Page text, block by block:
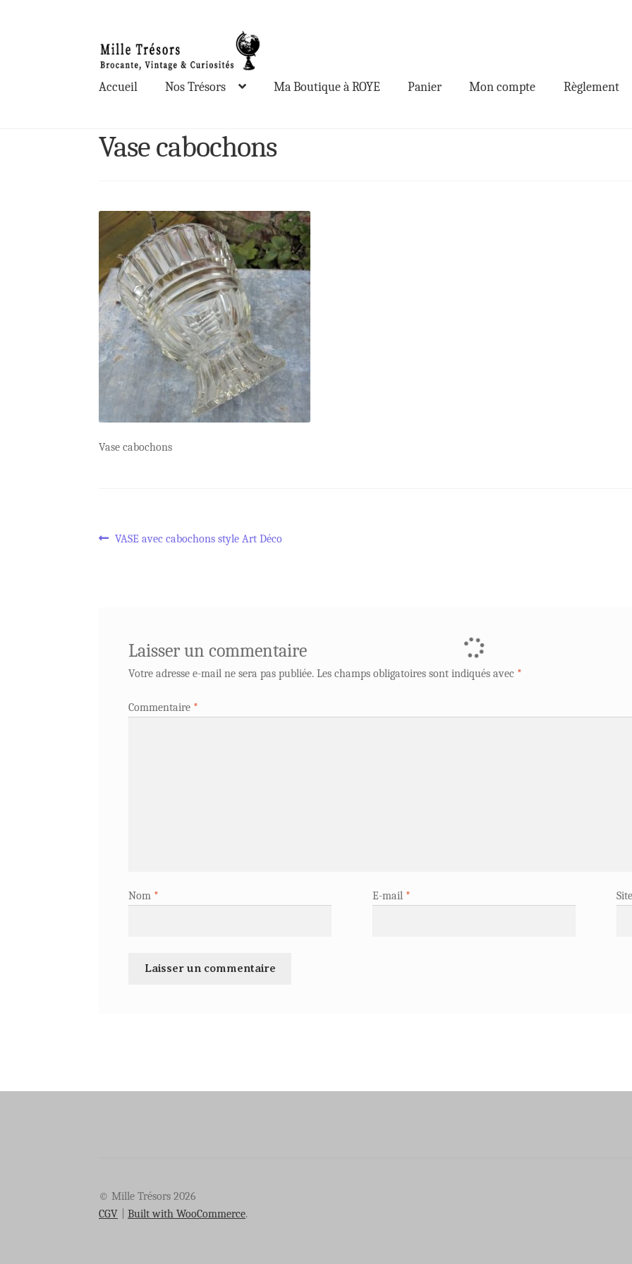
à
la
navigation
au
contenu
Accueil Nos Trésors Ma Boutique à ROYE Panier Mon compte Règlement
Vase cabochons
Vase cabochons
Navigation
Article
VASE avec cabochons style Art Déco
Laisser un commentaire
Votre adresse e-mail ne sera pas publiée. Les champs obligatoires sont indiqués avec *
Commentaire *
Nom * E-mail *
© Mille Trésors 2026
CGV
Built with WooCommerce.